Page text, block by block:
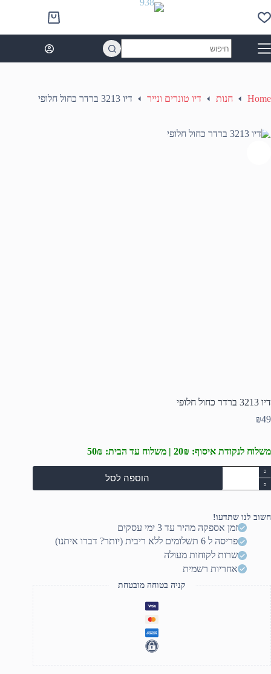
to
content
Shopping
cart
results
Home חנות דיו טונרים ונייר דיו 3213 ברדר כחול חלופי
דיו 3213 ברדר כחול חלופי
₪49
משלוח לנקודת איסוף: 20₪ | משלוח עד הבית: 50₪
כמות
של
דיו
כחול
הוספה לסל
חשוב לנו שתדעו!
זמן אספקה מהיר עד 3 ימי עסקים
פריסה ל 6 תשלומים ללא ריבית (יותר? דברו איתנו)
שרות לקוחות מעולה
אחריות רשמית
קניה בטוחה מובטחת